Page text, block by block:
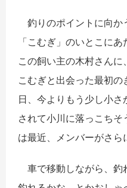
釣りのポイントに向か
「こむぎ」のいとこに
この飼い主の木村さん
こむぎと出会った最初
日、今よりもう少し小
されて小川に落っこち
は最近、メンバーがさら
車で移動しながら、釣